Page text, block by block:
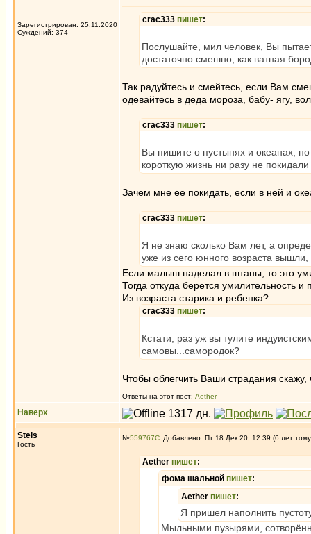
Зарегистрирован: 25.11.2020
Суждений: 374
crac333 пишет:
Послушайте, мил человек, Вы
достаточно смешно, как ватная
Так радуйтесь и смейтесь, если Вам
одевайтесь в деда мороза, бабу- ягу,
crac333 пишет:
Вы пишите о пустынях и океанах,
короткую жизнь ни разу не
Зачем мне ее покидать, если в ней и
crac333 пишет:
Я не знаю сколько Вам лет, а
уже из сего юнного возраста
Если малыш наделал в штаны, то это
Тогда откуда берется умилительность и
Из возраста старика и ребенка?
crac333 пишет:
Кстати, раз уж вы тулите
самовы...самородок?
Чтобы облегчить Ваши страдания
Ответы на этот пост: Aether
Наверх
Stels
Гость
№559767 Добавлено: Пт 18 Дек 20, 12:39 (6 лет
Aether пишет:
фома шальной пишет:
Aether пишет:
Я пришел наполнить
Мыльными пузырями,